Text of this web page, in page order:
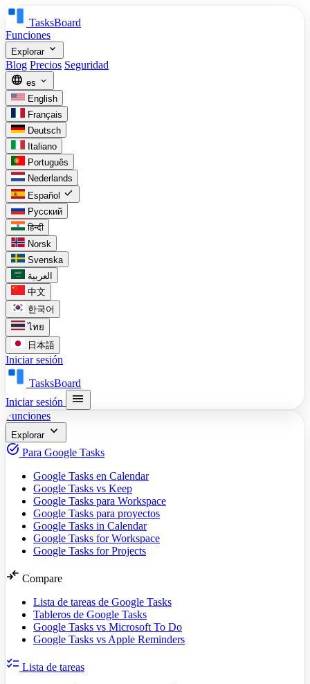
TasksBoard
Funciones
Explorar expand_more
Blog Precios Seguridad
language es expand_more
English
Français
Deutsch
Italiano
Português
Nederlands
Español check
Русский
हिन्दी
Norsk
Svenska
العربية
中文
한국어
ไทย
日本語
Iniciar sesión
TasksBoard
Iniciar sesión
menu
Funciones
Explorar expand_more
task_alt Para Google Tasks
Google Tasks en Calendar
Google Tasks vs Keep
Google Tasks para Workspace
Google Tasks para proyectos
Google Tasks in Calendar
Google Tasks for Workspace
Google Tasks for Projects
compare_arrows Compare
Lista de tareas de Google Tasks
Tableros de Google Tasks
Google Tasks vs Microsoft To Do
Google Tasks vs Apple Reminders
checklist Lista de tareas